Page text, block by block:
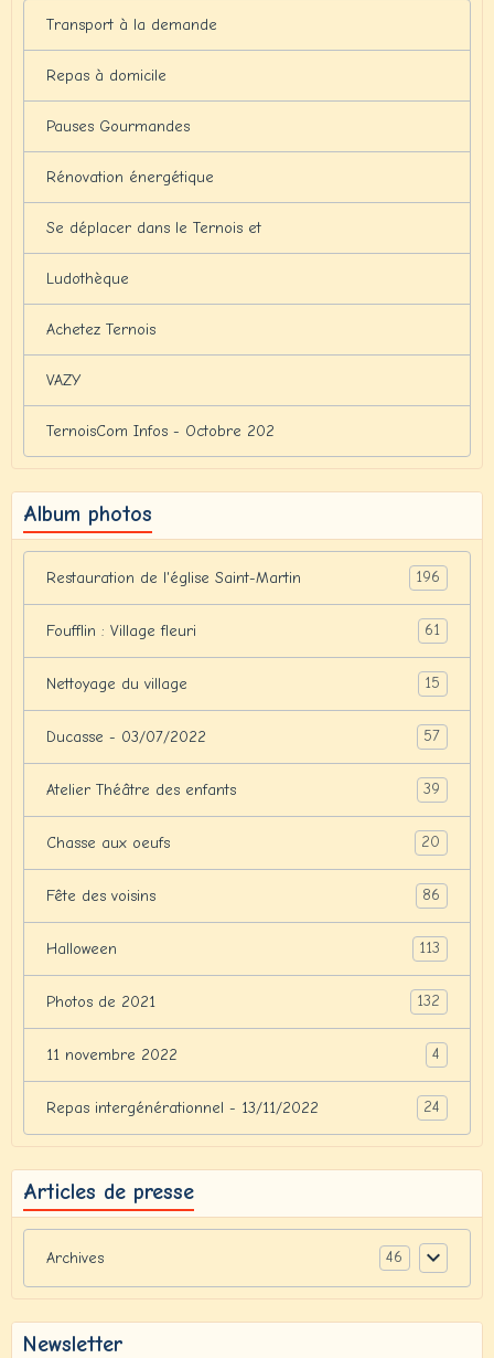
Transport à la demande
Repas à domicile
Pauses Gourmandes
Rénovation énergétique
Se déplacer dans le Ternois et
Ludothèque
Achetez Ternois
VAZY
TernoisCom Infos - Octobre 202
Album photos
Restauration de l'église Saint-Martin 196
Foufflin : Village fleuri 61
Nettoyage du village 15
Ducasse - 03/07/2022 57
Atelier Théâtre des enfants 39
Chasse aux oeufs 20
Fête des voisins 86
Halloween 113
Photos de 2021 132
11 novembre 2022 4
Repas intergénérationnel - 13/11/2022 24
Articles de presse
Archives 46
Newsletter